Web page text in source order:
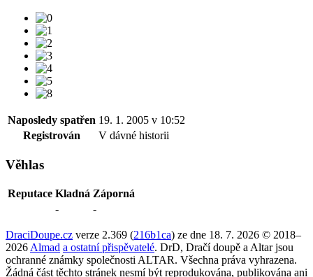
Naposledy spatřen 19. 1. 2005 v 10:52
Registrován
V dávné historii
Věhlas
Reputace Kladná Záporná
-
-
DraciDoupe.cz verze 2.369 (216b1ca) ze dne 18. 7. 2026 © 2018–
2026 Almad a ostatní přispěvatelé. DrD, Dračí doupě a Altar jsou
ochranné známky společnosti ALTAR. Všechna práva vyhrazena.
Žádná část těchto stránek nesmí být reprodukována, publikována ani